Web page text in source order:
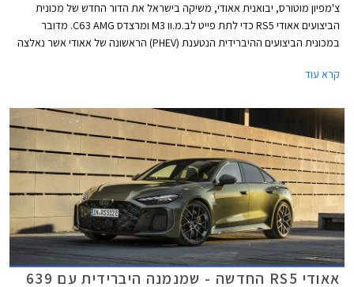
צ'מפיון מוטורס, יבואנית אאודי, משיקה בישראל את הדור החדש של מכונית
הביצועים אאודי RS5 כדי לתת פייט לב.מ.וו M3 ומרצדס C63 AMG. מדובר
במכונית הביצועים ההיברידית הנטענת (PHEV) הראשונה של אאודי אשר נאלצה
באירופה, ומשקל עודף ידוע כאחד האויבים הגדולים ביותר של כל מכונית ספורט.
דגמי RS הודות לדיפרנציאל אחורי חדש ומתקדם. מצד שני, כעת יכולה אאודי
להתפאר בהספק מרשים של 639 כ"ס המאפשר שיגור 0-100 קמ"ש תוך 3.6
שניות כיאה למפלצת ביצועים. המחיר עומד על 819,900 ₪.
קרא עוד
אאודי RS5 החדשה - שמנמנה היברידית עם 639